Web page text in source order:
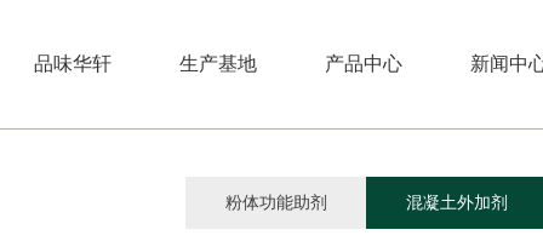
品味华轩 生产基地 产品中心 新闻中
粉体功能助剂 混凝土外加剂